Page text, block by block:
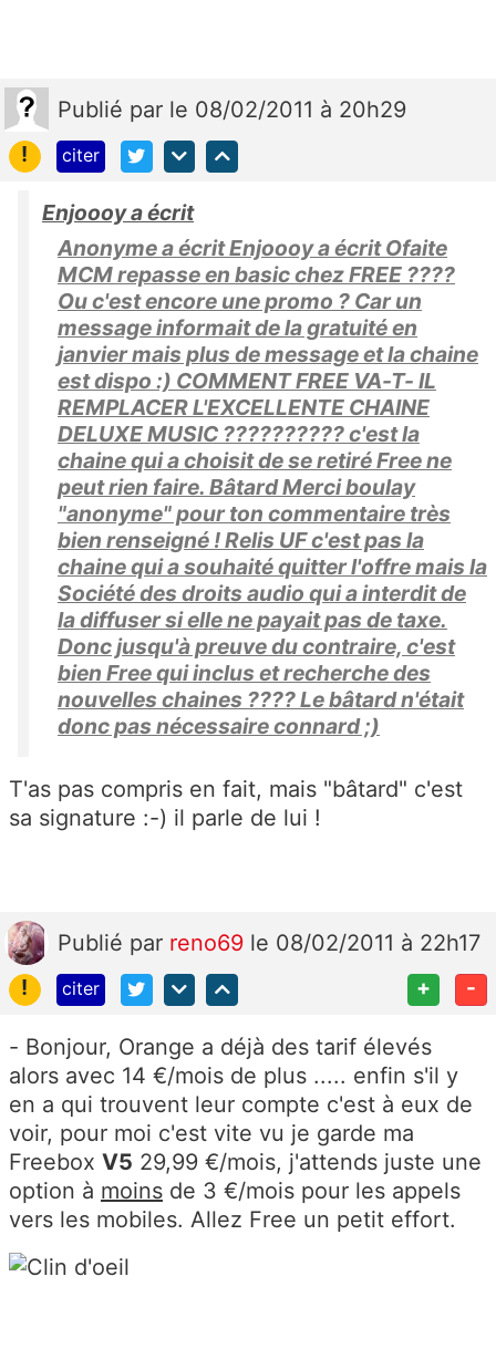
Publié par le 08/02/2011 à 20h29
!
citer
Enjoooy a écrit
Anonyme a écrit Enjoooy a écrit Ofaite
MCM repasse en basic chez FREE ????
Ou c'est encore une promo ? Car un
message informait de la gratuité en
janvier mais plus de message et la chaine
est dispo :) COMMENT FREE VA-T- IL
REMPLACER L'EXCELLENTE CHAINE
DELUXE MUSIC ?????????? c'est la
chaine qui a choisit de se retiré Free ne
peut rien faire. Bâtard Merci boulay
"anonyme" pour ton commentaire très
bien renseigné ! Relis UF c'est pas la
chaine qui a souhaité quitter l'offre mais la
Société des droits audio qui a interdit de
la diffuser si elle ne payait pas de taxe.
Donc jusqu'à preuve du contraire, c'est
bien Free qui inclus et recherche des
nouvelles chaines ???? Le bâtard n'était
donc pas nécessaire connard ;)
T'as pas compris en fait, mais "bâtard" c'est
sa signature :-) il parle de lui !
Publié par reno69 le 08/02/2011 à 22h17
!
citer + -
- Bonjour, Orange a déjà des tarif élevés
alors avec 14 €/mois de plus ..... enfin s'il y
en a qui trouvent leur compte c'est à eux de
voir, pour moi c'est vite vu je garde ma
Freebox V5 29,99 €/mois, j'attends juste une
option à moins de 3 €/mois pour les appels
vers les mobiles. Allez Free un petit effort.